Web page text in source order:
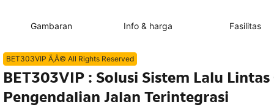
Gambaran Info & harga Fasilitas
BET303VIP Ã‚Â© All Rights Reserved
BET303VIP : Solusi Sistem Lalu
Pengendalian Jalan Terintegrasi